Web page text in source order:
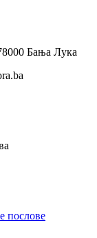
Бања Лука
послове